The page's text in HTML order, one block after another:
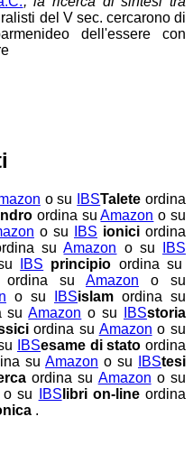
del V sec. cercarono di
dell'essere con
o su IBSTalete ordina
ordina suAmazon o su
o su IBS ionici ordina
suAmazon o su
IBS
IBS principio ordina su
ordina su Amazon o su
o su IBSislam ordina su
suAmazon o su IBSstoria
ordina su Amazon o su
IBSesame di stato ordina
su Amazon o su IBStesi
ordina su Amazon o su
o su IBS libri on-line ordina
.